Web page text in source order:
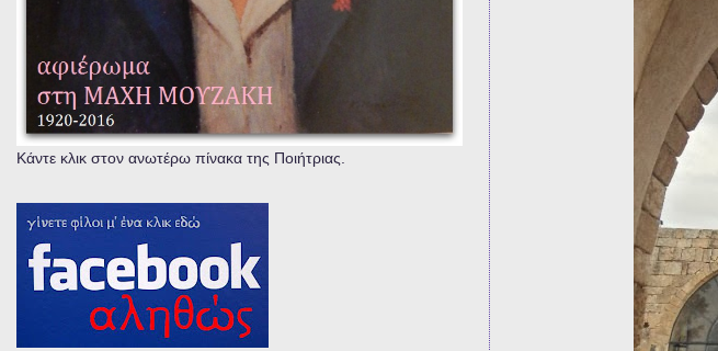
Κάντε κλικ στον ανωτέρω πίνακα της Ποιήτριας.